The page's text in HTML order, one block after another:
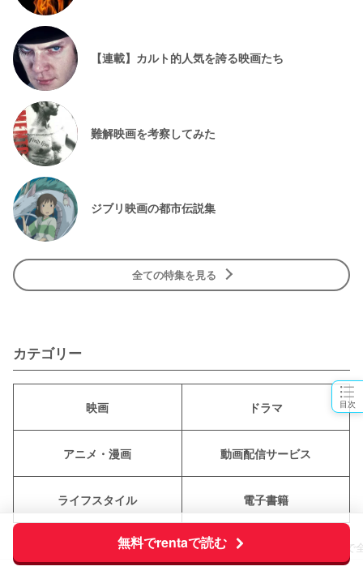
無料でrentaで読む
目次
【連載】カルト的人気を誇る映画たち
難解映画を考察してみた
ジブリ映画の都市伝説集
全ての特集を見る
カテゴリー
映画 ドラマ
アニメ・漫画 動画配信サービス
ライフスタイル 電子書籍
漫画『夫婦は今日も子づくらない』最終回ま